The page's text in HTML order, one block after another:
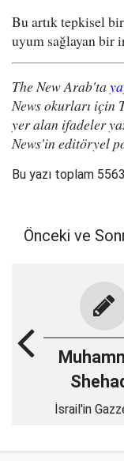
Bu artık tepkisel
uyum sağlayan bir
The New Arab'ta
News okurları için
yer alan ifadeler
News'in editöryel
Bu yazı toplam
Önceki ve
İsrail'in